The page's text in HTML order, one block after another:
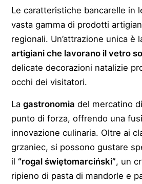
Le caratteristiche bancarelle in
vasta gamma di prodotti
regionali. Un’attrazione unica è
artigiani che lavorano il vetro
delicate decorazioni natalizie
occhi dei visitatori.
Lagastronomia del mercatino di
punto di forza, offrendo una
innovazione culinaria. Oltre ai
grzaniec, si possono gustare
il“rogal świętomarciński”, un
ripieno di pasta di mandorle e